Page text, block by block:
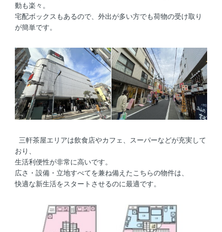
動も楽々。
宅配ボックスもあるので、外出が多い方でも荷物の受け取り
が簡単です。
三軒茶屋エリアは飲食店やカフェ、スーパーなどが充実して
おり、
生活利便性が非常に高いです。
広さ・設備・立地すべてを兼ね備えたこちらの物件は、
快適な新生活をスタートさせるのに最適です。